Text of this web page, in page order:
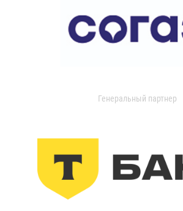
Генеральный партнер